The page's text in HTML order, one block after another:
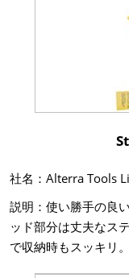
社名：Alterra Tools
説明：使い勝手の良
ッド部分は丈夫なス
で収納時もスッキリ。